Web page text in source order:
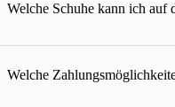
Welche Schuhe kann ich auf
Welche